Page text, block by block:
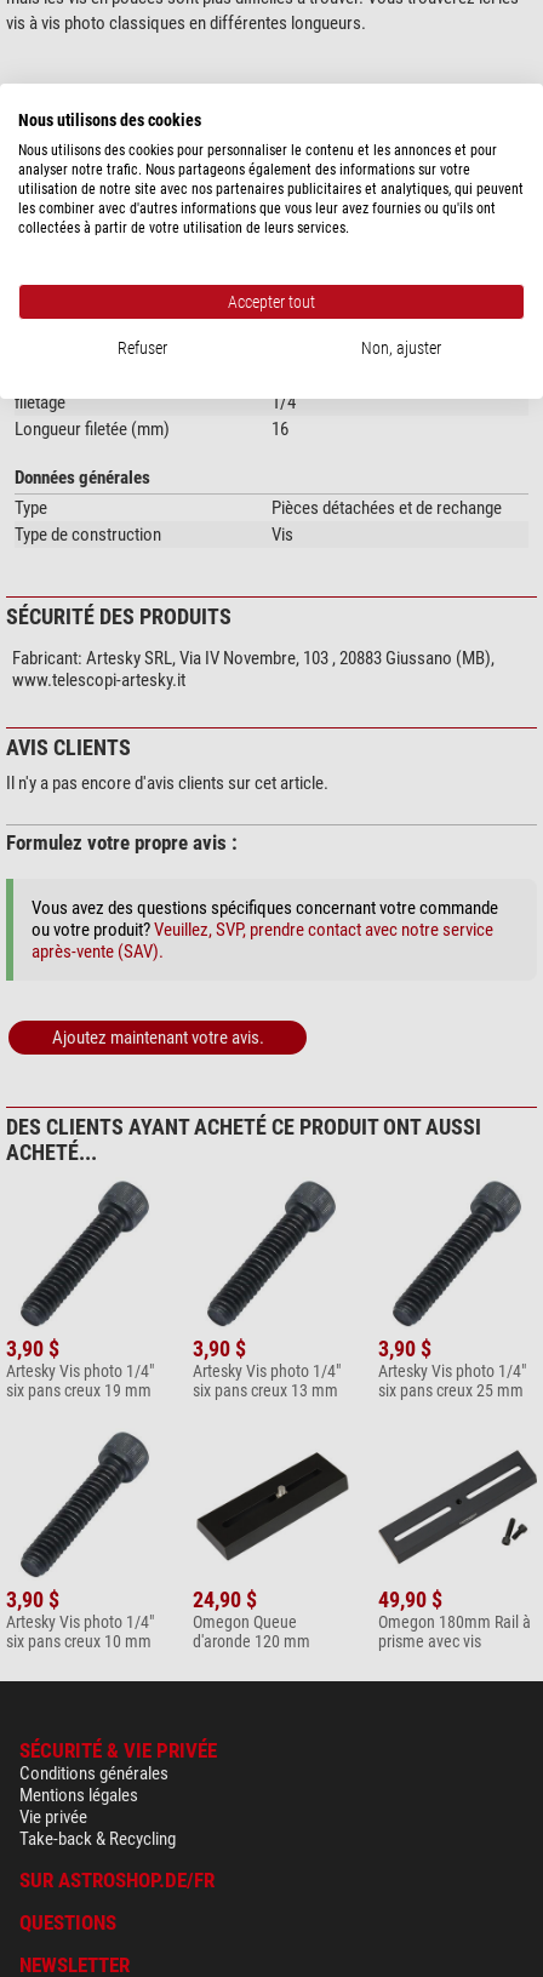
vis à vis photo classiques en différentes longueurs.
montre plus...
SPÉCIFICATIONS
filetage
1/4
Longueur filetée (mm)
16
Données générales
Type
Pièces détachées et de rechange
Type de construction
Vis
SÉCURITÉ DES PRODUITS
Fabricant: Artesky SRL, Via IV Novembre, 103 , 20883 Giussano (MB),
www.telescopi-artesky.it
AVIS CLIENTS
Il n'y a pas encore d'avis clients sur cet article.
Formulez votre propre avis :
Vous avez des questions spécifiques concernant votre commande
ou votre produit?Veuillez, SVP, prendre contact avec notre service
après-vente (SAV).
Ajoutez maintenant votre avis.
DES CLIENTS AYANT ACHETÉ CE PRODUIT ONT AUSSI
ACHETÉ...
3,90 $
Artesky Vis photo 1/4"
six pans creux 19 mm
3,90 $
Artesky Vis photo 1/4"
six pans creux 13 mm
3,90 $
Artesky Vis photo 1/4"
six pans creux 25 mm
3,90 $
Artesky Vis photo 1/4"
six pans creux 10 mm
24,90 $
Omegon Queue
d'aronde 120 mm
49,90 $
Omegon 180mm Rail à
prisme avec vis
SÉCURITÉ & VIE PRIVÉE
Conditions générales
Mentions légales
Vie privée
Take-back & Recycling
SUR ASTROSHOP.DE/FR
QUESTIONS
NEWSLETTER
Nous utilisons des cookies
Nous utilisons des cookies pour personnaliser le contenu et les annonces et pour
analyser notre trafic. Nous partageons également des informations sur votre
utilisation de notre site avec nos partenaires publicitaires et analytiques, qui peuvent
les combiner avec d'autres informations que vous leur avez fournies ou qu'ils ont
collectées à partir de votre utilisation de leurs services.
Accepter tout
Refuser Non, ajuster